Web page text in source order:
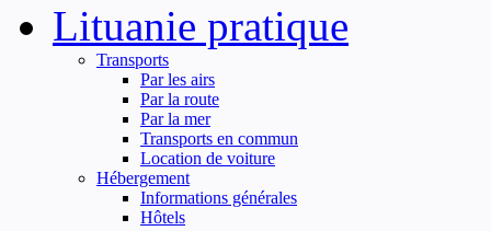
Lituanie pratique
Transports
Par les airs
Par la route
Par la mer
Transports en commun
Location de voiture
Hébergement
Informations générales
Hôtels